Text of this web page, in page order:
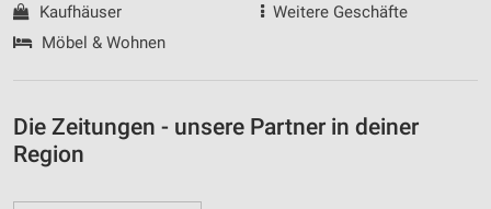
Kaufhäuser
Möbel & Wohnen
Weitere Geschäfte
Die Zeitungen - unsere Partner in deiner
Region